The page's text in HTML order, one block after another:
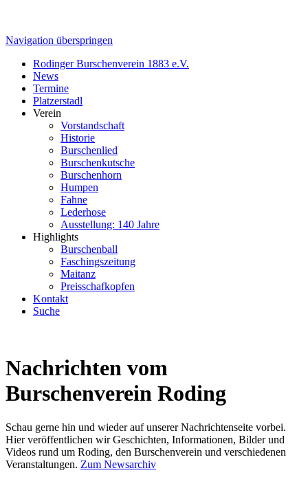
Navigation überspringen
Rodinger Burschenverein 1883 e.V.
News
Termine
Platzerstadl
Verein
Vorstandschaft
Historie
Burschenlied
Burschenkutsche
Burschenhorn
Humpen
Fahne
Lederhose
Ausstellung: 140 Jahre
Highlights
Burschenball
Faschingszeitung
Maitanz
Preisschafkopfen
Kontakt
Suche
Nachrichten vom
Burschenverein Roding
Schau gerne hin und wieder auf unserer Nachrichtenseite vorbei.
Hier veröffentlichen wir Geschichten, Informationen, Bilder und
Videos rund um Roding, den Burschenverein und verschiedenen
Veranstaltungen. Zum Newsarchiv